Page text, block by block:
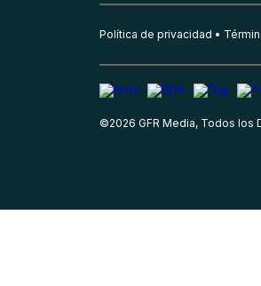
Política de privacidad
©2026 GFR Media, Todos los